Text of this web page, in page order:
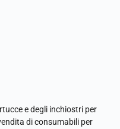
e degli inchiostri per
di consumabili per